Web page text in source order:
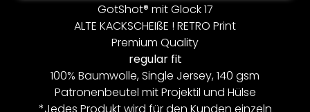
GotShot® mit Glock 17
ALTE KACKSCHEIßE ! RETRO Print
Premium Quality
regular fit
100% Baumwolle, Single Jersey, 140 gsm
Patronenbeutel mit Projektil und Hülse
*Jedes Produkt wird für den Kunden einzeln